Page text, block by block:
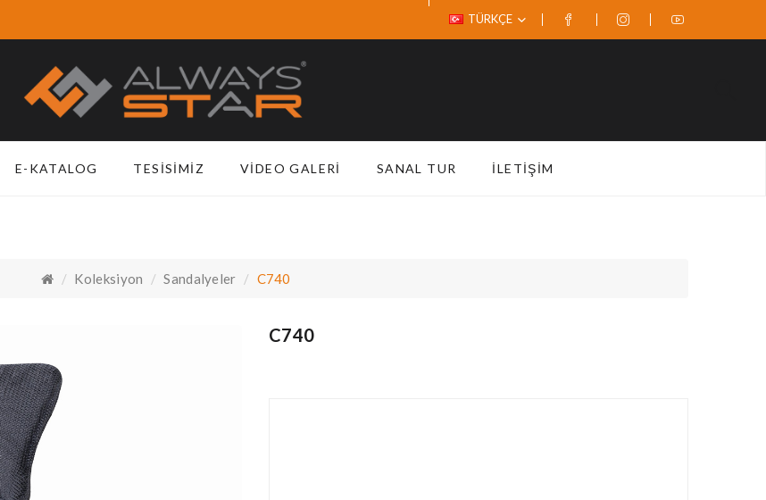
TÜRKÇE
E-KATALOG TESISIMIZ VIDEO GALERI SANAL TUR İLETIŞIM
Koleksiyon Sandalyeler C740
C740